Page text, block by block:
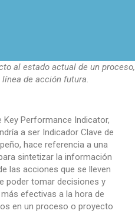
al estado actual de un proceso,
de acción futura.
Key Performance Indicator,
a ser Indicador Clave de
hace referencia a una
sintetizar la información
las acciones que se lleven
poder tomar decisiones y
efectivas a la hora de
en un proceso o proyecto